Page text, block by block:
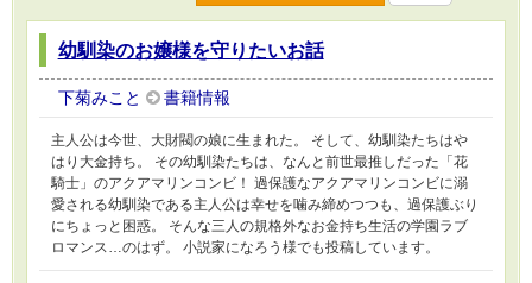
幼馴染のお嬢様を守りたいお話
下菊みこと 書籍情報
主人公は今世、大財閥の娘に生まれた。 そして、幼馴染たちはや
はり大金持ち。 その幼馴染たちは、なんと前世最推しだった「花
騎士」のアクアマリンコンビ！ 過保護なアクアマリンコンビに溺
愛される幼馴染である主人公は幸せを噛み締めつつも、過保護ぶり
にちょっと困惑。 そんな三人の規格外なお金持ち生活の学園ラブ
ロマンス…のはず。 小説家になろう様でも投稿しています。